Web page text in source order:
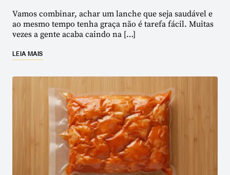
Vamos combinar, achar um lanche que seja saudável e
ao mesmo tempo tenha graça não é tarefa fácil. Muitas
vezes a gente acaba caindo na […]
LEIA MAIS